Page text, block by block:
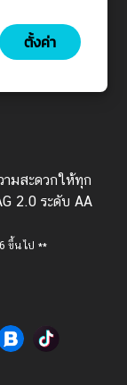
น.
ามสะดวกให้ทุก
2.0 ระดับ AA
ขึ้นไป **
ตั้งค่า